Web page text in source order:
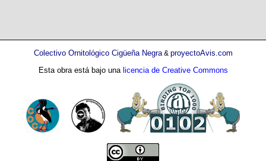
Colectivo Ornitológico Cigüeña Negra& proyectoAvis.com
Esta obra está bajo una licencia de Creative Commons